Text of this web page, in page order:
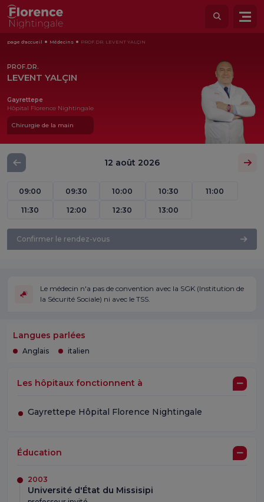
page d'accueil Médecins PROF.DR. LEVENT YALÇIN
PROF.DR.
LEVENT YALÇIN
Gayrettepe
Hôpital Florence Nightingale
Chirurgie de la main
12 août 2026
09:00 09:30 10:00 10:30 11:00
11:30 12:00 12:30 13:00
Confirmer le rendez-vous
Le médecin n'a pas de convention avec la SGK (Institution de
la Sécurité Sociale) ni avec le TSS.
Langues parlées
Anglais italien
Les hôpitaux fonctionnent à
Gayrettepe Hôpital Florence Nightingale
Éducation
2003
Université d'État du Missisipi